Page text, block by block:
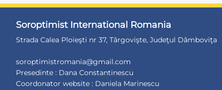
Soroptimist International Romania
Strada Calea Ploieşti nr 37, Târgovişte, Judeţul Dâmboviţa
soroptimistromania@gmail.com
Presedinte : Dana Constantinescu
Coordonator website : Daniela Marinescu